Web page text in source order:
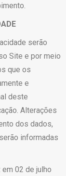
serão
Site e por meio
que os
e
deste
Alterações
dos dados,
informadas
02 de julho